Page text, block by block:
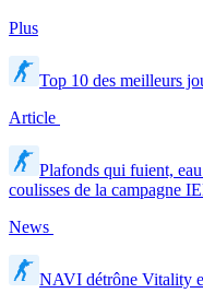
Plus
Top 10 des meilleurs
Article
Plafonds qui fuient,
coulisses de la campagne
News
NAVI détrône Vitality